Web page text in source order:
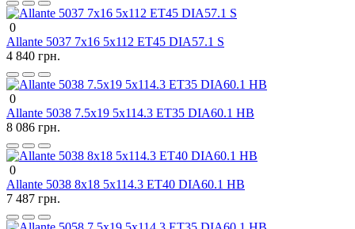
0
Allante 5037 7x16 5x112 ET45 DIA57.1 S
4 840 грн.
0
Allante 5038 7.5x19 5x114.3 ET35 DIA60.1 HB
8 086 грн.
0
Allante 5038 8x18 5x114.3 ET40 DIA60.1 HB
7 487 грн.